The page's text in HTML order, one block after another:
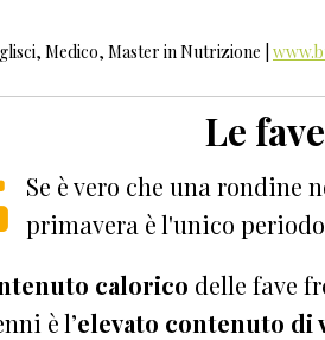
Medico, Master in Nutrizione |
Le
Se è vero che una rondine
primavera è l'unico
calorico delle fave
è l’elevato contenuto di